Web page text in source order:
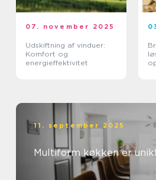
07. november 2025
Udskiftning af vinduer:
Komfort og
energieffektivitet
11. september 2025
Multiform køkken er